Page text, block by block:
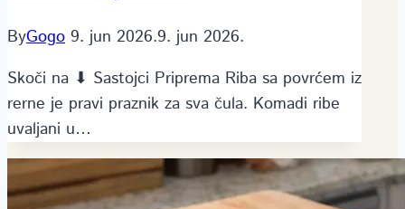
ByGogo 9. jun 2026.9. jun 2026.
Skoči na ⬇ Sastojci Priprema Riba sa povrćem iz
rerne je pravi praznik za sva čula. Komadi ribe
uvaljani u…